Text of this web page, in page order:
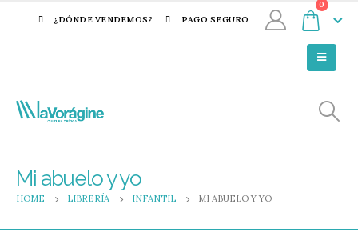
¿DÓNDE VENDEMOS? PAGO SEGURO
0
Mi abuelo y yo
HOME LIBRERÍA INFANTIL MI ABUELO Y YO